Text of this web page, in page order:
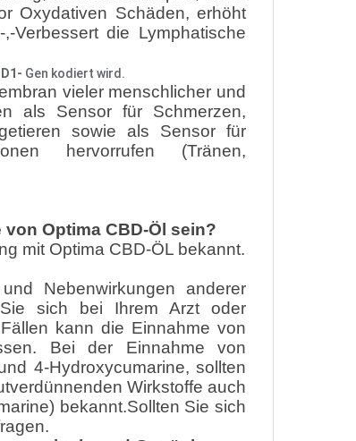
Oxydativen Schäden, erhöht
Verbessert die Lymphatische
ID1- Gen kodiert wird.
vieler menschlicher und
als Sensor für Schmerzen,
sowie als Sensor für
hervorrufen (Tränen,
Optima CBD-Öl sein?
mit Optima CBD-ÖL bekannt.
Nebenwirkungen anderer
Sie sich bei Ihrem Arzt oder
kann die Einnahme von
Bei der Einnahme von
4-Hydroxycumarine, sollten
Wirkstoffe auch
bekannt.Sollten Sie sich